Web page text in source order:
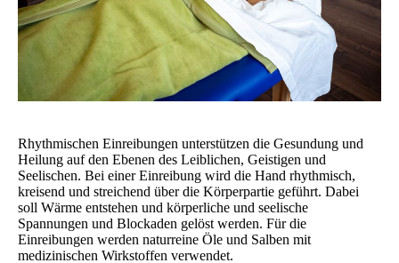
Rhythmischen Einreibungen unterstützen die Gesundung und
Heilung auf den Ebenen des Leiblichen, Geistigen und
Seelischen. Bei einer Einreibung wird die Hand rhythmisch,
kreisend und streichend über die Körperpartie geführt. Dabei
soll Wärme entstehen und körperliche und seelische
Spannungen und Blockaden gelöst werden. Für die
Einreibungen werden naturreine Öle und Salben mit
medizinischen Wirkstoffen verwendet.